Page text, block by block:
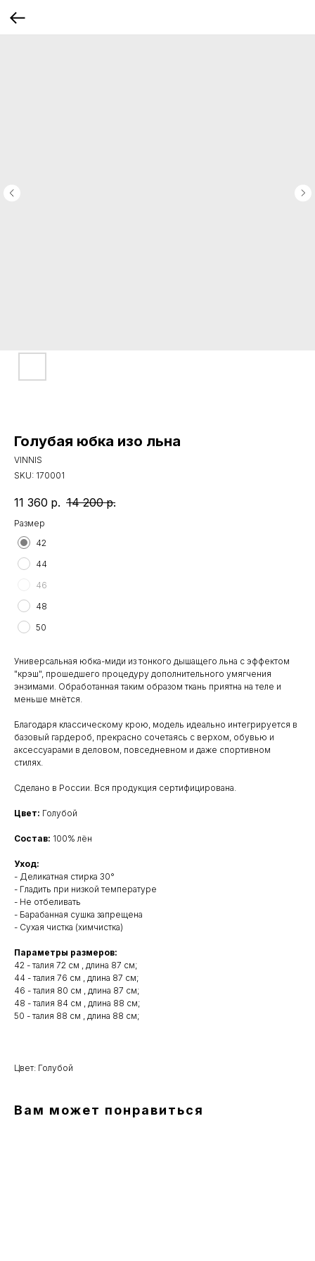
Голубая юбка изо льна
VINNIS
SKU: 170001
11 360 р. 14 200 р.
Размер
42
44
46
48
50
Универсальная юбка-миди из тонкого дышащего льна с эффектом
"крэш", прошедшего процедуру дополнительного умягчения
энзимами. Обработанная таким образом ткань приятна на теле и
меньше мнётся.
Благодаря классическому крою, модель идеально интегрируется в
базовый гардероб, прекрасно сочетаясь с верхом, обувью и
аксессуарами в деловом, повседневном и даже спортивном
стилях.
Сделано в России. Вся продукция сертифицирована.
Цвет: Голубой
Состав: 100% лён
Уход:
- Деликатная стирка 30°
- Гладить при низкой температуре
- Не отбеливать
- Барабанная сушка запрещена
- Сухая чистка (химчистка)
Параметры размеров:
42 - талия 72 см , длина 87 см;
44 - талия 76 см , длина 87 см;
46 - талия 80 см , длина 87 см;
48 - талия 84 см , длина 88 см;
50 - талия 88 см , длина 88 см;
Цвет: Голубой
Вам может понравиться